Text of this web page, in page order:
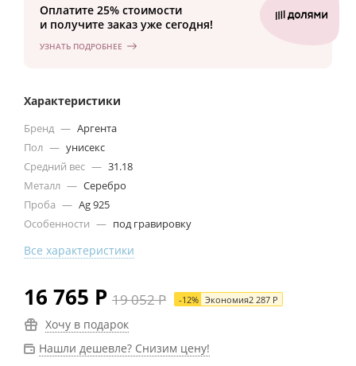
Оплатите 25% стоимости
и получите заказ уже сегодня!
УЗНАТЬ ПОДРОБНЕЕ
Характеристики
Бренд — Аргента
Пол — унисекс
Средний вес — 31.18
Металл — Серебро
Проба — Ag 925
Особенности — под гравировку
Все характеристики
16 765 Р 19 052Р -12% Экономия2 287 Р
Хочу в подарок
Нашли дешевле? Снизим цену!